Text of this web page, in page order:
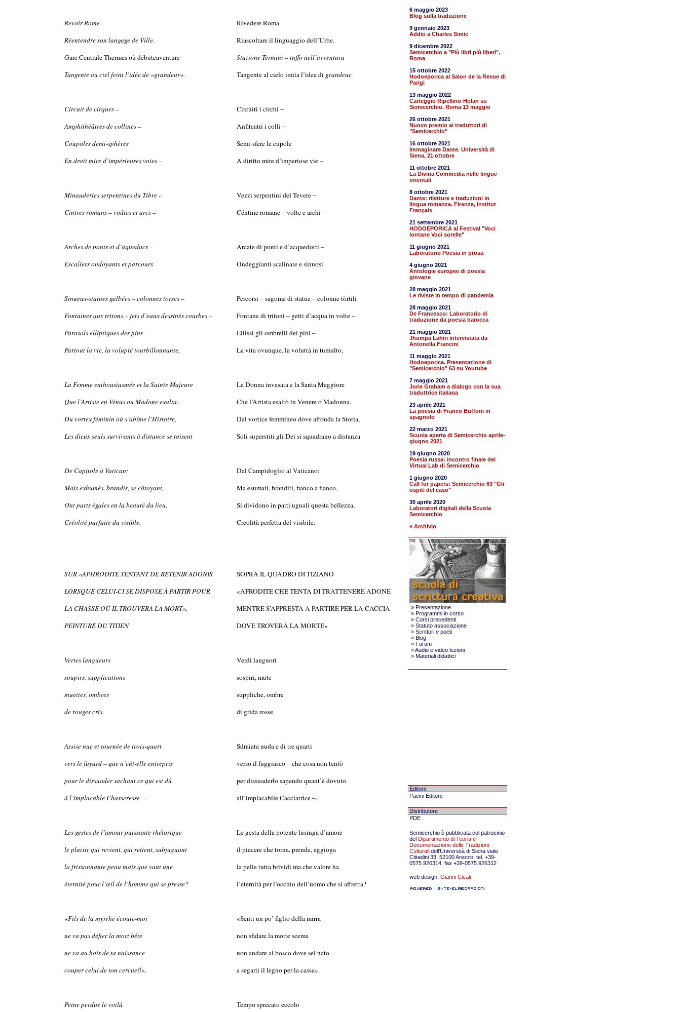
Revoir Rome
Réentendre son langage de Ville.
Gare Centrale Thermes où débuteaventure
Tangente au ciel feint l’idée de «grandeur».
Circuit de cirques –
Amphithéâtres de collines –
Coupoles demi-sphères
En droit mire d’impérieuses voies –
Minauderies serpentines du Tibre -
Cintres romans – voûtes et arcs –
Arches de ponts et d’aqueducs –
Escaliers ondoyants et parcours
Sinueux-statues galbées – colonnes torses –
Fontaines aux tritons – jets d’eaux dessinés courbes –
Parasols elliptiques des pins –
Partout la vie, la volupté tourbillonnante,
La Femme enthousiasmée et la Sainte Majeure
Que l’Artiste en Vénus ou Madone exalta.
Du vortex féminin où s’abîme l’Histoire,
Les dieux seuls survivants à distance se toisent
De Capitole à Vatican;
Mais exhumés, brandis, se côtoyant,
Ont parts égales en la beauté du lieu,
Créolité parfaite du visible.
SUR «APHRODITE TENTANT DE RETENIR ADONIS
LORSQUE CELUI-CI SE DISPOSE À PARTIR POUR
LA CHASSE OÙ IL TROUVERA LA MORT»,
PEINTURE DU TITIEN
Vertes langueurs
soupirs, supplications
muettes, ombres
de rouges cris.
Assise nue et tournée de trois-quart
vers le fuyard – que n’eût-elle entrepris
pour le dissuader sachant ce qui est dû
à l’implacable Chasseresse –.
Les gestes de l’amour puissante rhétorique
le plaisir qui revient, qui retient, subjuguant
la frissonnante peau mais que vaut une
éternité pour l’œil de l’homme qui se presse?
«Fils de la myrrhe écoute-moi
ne va pas défier la mort bête
ne va au bois de ta naissance
couper celui de ton cercueil».
Peine perdue le voilà
Rivedere Roma
Riascoltare il linguaggio dell’Urbe.
Stazione Termini – tuffo nell’avventura
Tangente al cielo imita l’idea di grandeur.
Circùiti i circhi –
Anfiteatri i colli –
Semi-sfere le cupole
A diritto mire d’imperiose vie –
Vezzi serpentini del Tevere –
Céntine romane – volte e archi –
Arcate di ponti e d’acquedotti –
Ondeggianti scalinate e sinuosi
Percorsi – sagome di statue – colonne tòrtili
Fontane di tritoni – getti d’acqua in volte –
Ellissi gli ombrelli dei pini –
La vita ovunque, la voluttà in tumulto,
La Donna invasata e la Santa Maggiore
Che l’Artista esaltò in Venere o Madonna.
Dal vortice femmineo dove affonda la Storia,
Soli superstiti gli Dei si squadrano a distanza
Dal Campidoglio al Vaticano;
Ma esumati, branditi, fianco a fianco,
Si dividono in parti uguali questa bellezza,
Creolità perfetta del visibile.
SOPRA IL QUADRO DI TIZIANO
«AFRODITE CHE TENTA DI TRATTENERE ADONE
MENTRE S’APPRESTA A PARTIRE PER LA CACCIA
DOVE TROVERÀ LA MORTE»
Verdi languori
sospiri, mute
suppliche, ombre
di grida rosse.
Sdraiata nuda e di tre quarti
verso il fuggiasco – che cosa non tentò
per dissuaderlo sapendo quant’è dovuto
all’implacabile Cacciatrice –.
Le gesta della potente lusinga d’amore
il piacere che torna, prende, aggioga
la pelle tutta brividi ma che valore ha
l’eternità per l’occhio dell’uomo che si affretta?
«Senti un po’ figlio della mirra
non sfidare la morte scema
non andare al bosco dove sei nato
a segarti il legno per la cassa».
Tempo sprecato eccolo
6 maggio 2023
Blog sulla traduzione
9 gennaio 2023
Addio a Charles Simic
9 dicembre 2022
Semicerchio a "Più libri più liberi",
Roma
15 ottobre 2022
Hodoeporica al Salon de la Revue di
Parigi
13 maggio 2022
Carteggio Ripellino-Holan su
Semicerchio. Roma 13 maggio
26 ottobre 2021
Nuovo premio ai traduttori di
"Semicerchio"
16 ottobre 2021
Immaginare Dante. Università di
Siena, 21 ottobre
11 ottobre 2021
La Divina Commedia nelle lingue
orientali
8 ottobre 2021
Dante: riletture e traduzioni in
lingua romanza. Firenze, Institut
Français
21 settembre 2021
HODOEPORICA al Festival "Voci
lontane Voci sorelle"
11 giugno 2021
Laboratorio Poesia in prosa
4 giugno 2021
Antologie europee di poesia
giovane
28 maggio 2021
Le riviste in tempo di pandemia
28 maggio 2021
De Francesco: Laboratorio di
traduzione da poesia barocca
21 maggio 2021
Jhumpa Lahiri intervistata da
Antonella Francini
11 maggio 2021
Hodoeporica. Presentazione di
"Semicerchio" 63 su Youtube
7 maggio 2021
Jorie Graham a dialogo con la sua
traduttrice italiana
23 aprile 2021
La poesia di Franco Buffoni in
spagnolo
22 marzo 2021
Scuola aperta di Semicerchio aprile-
giugno 2021
19 giugno 2020
Poesia russa: incontro finale del
Virtual Lab di Semicerchio
1 giugno 2020
Call for papers: Semicerchio 63 "Gli
ospiti del caso"
30 aprile 2020
Laboratori digitali della Scuola
Semicerchio
» Archivio
» Presentazione
» Programmi in corso
» Corsi precedenti
» Statuto associazione
» Scrittori e poeti
» Blog
» Forum
»Audio e video lezioni
» Materiali didattici
Editore
Pacini Editore
Distributore
PDE
Semicerchio è pubblicata col patrocinio
del Dipartimento di Teoria e
Documentazione delle Tradizioni
Culturali dell'Università di Siena viale
Cittadini 33, 52100 Arezzo, tel. +39-
0575.926314, fax +39-0575.926312
web design: Gianni Cicali